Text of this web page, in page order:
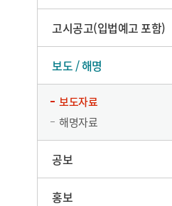
고시공고(입법예고 포함)
보도 / 해명
보도자료
해명자료
공보
홍보